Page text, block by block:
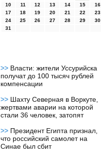
10
11 12 13 14 15
16
17
18 19 20 21 22
23
24
25 26 27 28 29
30
31
>> Власти: жители Уссурийска
получат до 100 тысяч рублей
компенсации
>> Шахту Северная в Воркуте,
жертвами аварии на которой
стали 36 человек, затопят
>> Президент Египта признал,
что российский самолет на
Синае был сбит